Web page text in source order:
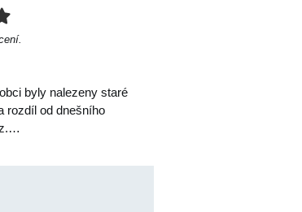
byly nalezeny staré
rozdíl od dnešního